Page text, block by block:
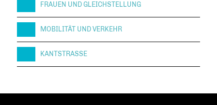
FRAUEN UND GLEICHSTELLUNG
MOBILITÄT UND VERKEHR
KANTSTRASSE